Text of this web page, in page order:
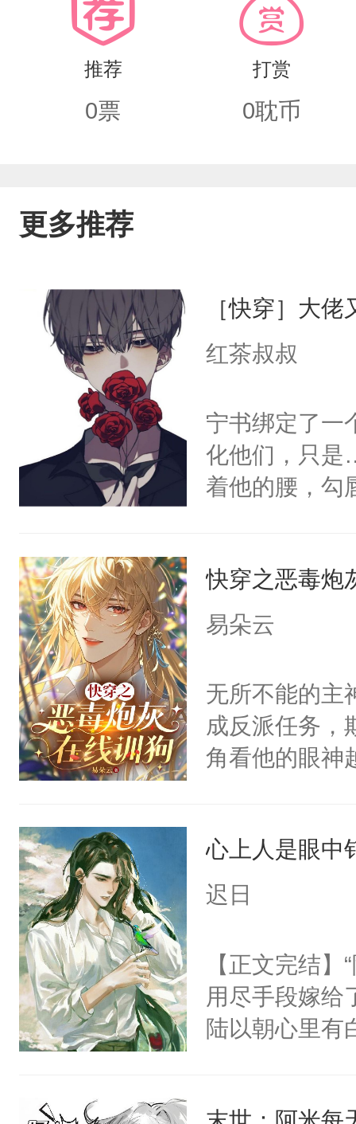
推荐
0票
打赏
0耽币
更多推荐
［快穿］大
红茶叔叔
宁书绑定了一
化他们，只是
着他的腰，勾
来，给老公亲
用力——为你
快穿之恶毒炮
易朵云
无所不能的主
成反派任务，
角看他的眼
后，竟然是
拥住了日思夜
心上人是眼中
迟日
【正文完结
用尽手段嫁给
陆以朝心里有